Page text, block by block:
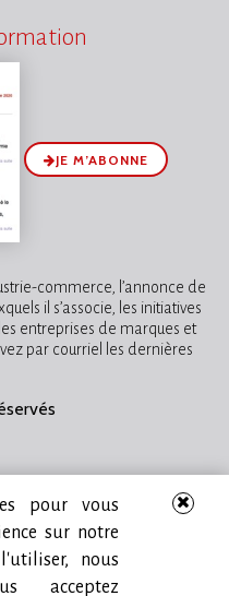
JE M’ABONNE
commerce, l’annonce de
il s’associe, les initiatives
entreprises de marques et
par courriel les dernières
pour vous
sur notre
nous
acceptez